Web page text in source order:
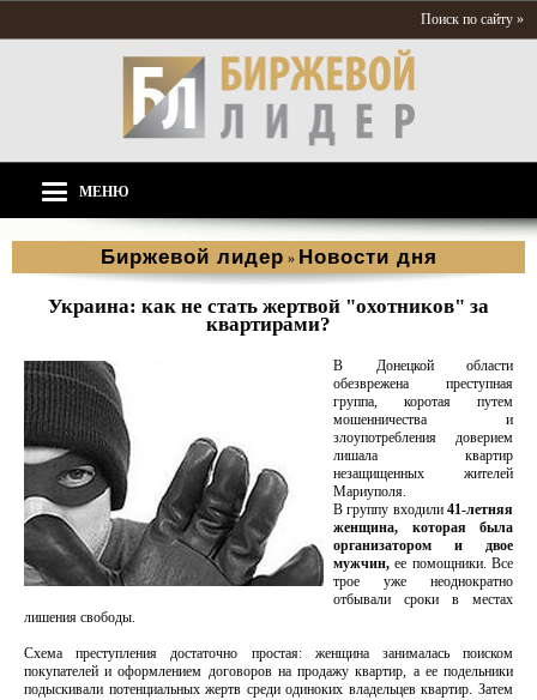
Поиск по сайту »
МЕНЮ
Биржевой лидер » Новости дня
Украина: как не стать жертвой "охотников" за
квартирами?
В Донецкой области
обезврежена преступная
группа, коротая путем
мошенничества и
злоупотребления доверием
лишала квартир
незащищенных жителей
Мариуполя.
В группу входили 41-летняя
женщина, которая была
организатором и двое
мужчин, ее помощники. Все
трое уже неоднократно
отбывали сроки в местах
лишения свободы.
Схема преступления достаточно простая: женщина занималась поиском
покупателей и оформлением договоров на продажу квартир, а ее подельники
подыскивали потенциальных жертв среди одиноких владельцев квартир. Затем